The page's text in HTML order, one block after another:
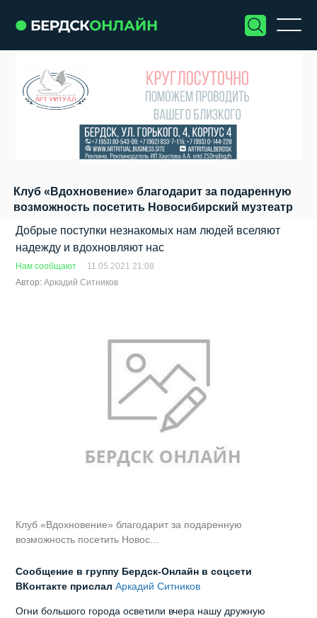
Клуб «Вдохновение» благодарит за подаренную
возможность посетить Новосибирский музтеатр
Добрые поступки незнакомых нам людей вселяют
надежду и вдохновляют нас
Нам сообщают
11.05.2021 21:08
Автор:Аркадий Ситников
Клуб «Вдохновение» благодарит за подаренную
возможность посетить Новос...
Сообщение в группу Бердск-Онлайн в соцсети
ВКонтакте прислалАркадий Ситников
Огни большого города осветили вчера нашу дружную